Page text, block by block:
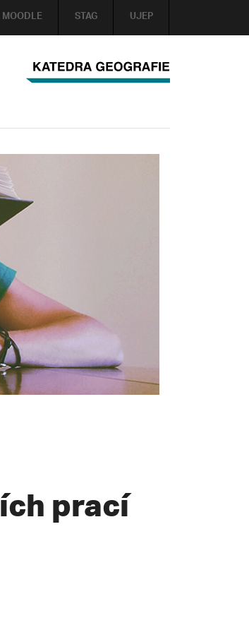
MOODLE STAG UJEP
prací